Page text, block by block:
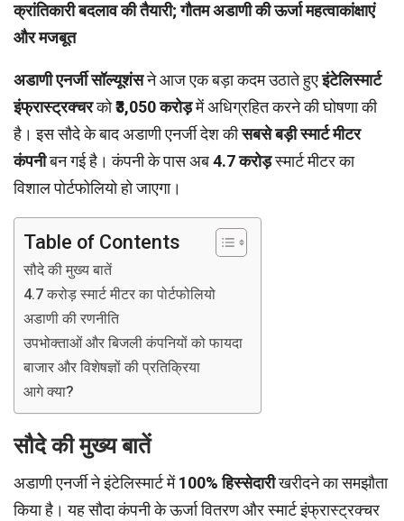
क्रांतिकारी बदलाव की तैयारी; गौतम अडाणी की ऊर्जा महत्वाकांक्षाएं
और मजबूत
अडाणी एनर्जी सॉल्यूशंसने आज एक बड़ा कदम उठाते हुएइंटेलिस्मार्ट
इंफ्रास्ट्रक्चरको₹3,050 करोड़में अधिग्रहित करने की घोषणा की
है। इस सौदे के बाद अडाणी एनर्जी देश कीसबसे बड़ी स्मार्ट मीटर
कंपनीबन गई है। कंपनी के पास अब4.7 करोड़स्मार्ट मीटर का
विशाल पोर्टफोलियो हो जाएगा।
Table of Contents
सौदे की मुख्य बातें
4.7 करोड़ स्मार्ट मीटर का पोर्टफोलियो
अडाणी की रणनीति
उपभोक्ताओं और बिजली कंपनियों को फायदा
बाजार और विशेषज्ञों की प्रतिक्रिया
आगे क्या?
सौदे की मुख्य बातें
अडाणी एनर्जी ने इंटेलिस्मार्ट में100% हिस्सेदारीखरीदने का समझौता
किया है। यह सौदा कंपनी के ऊर्जा वितरण और स्मार्ट इंफ्रास्ट्रक्चर